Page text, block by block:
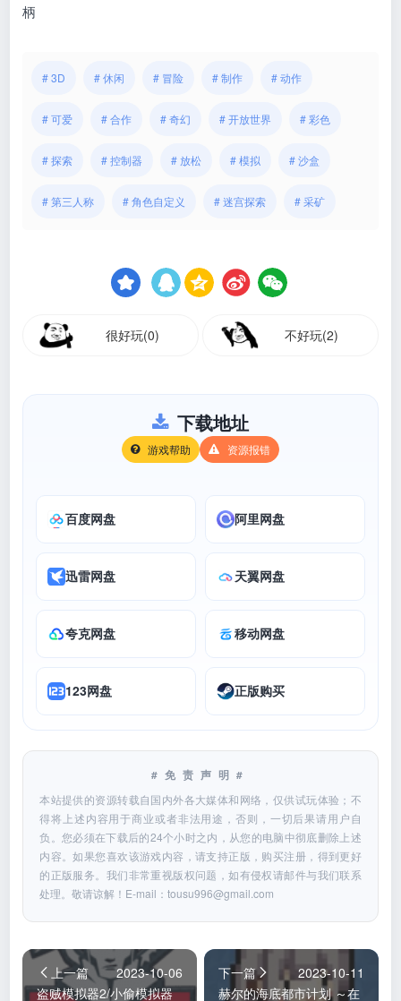
柄
# 3D # 休闲 # 冒险 # 制作 # 动作
# 可爱 # 合作 # 奇幻 # 开放世界 # 彩色
# 探索 # 控制器 # 放松 # 模拟 # 沙盒
# 第三人称 # 角色自定义 # 迷宫探索 # 采矿
很好玩(0) 不好玩(2)
下载地址
游戏帮助 资源报错
百度网盘 阿里网盘
迅雷网盘 天翼网盘
夸克网盘 移动网盘
123网盘 正版购买
#免责声明#
本站提供的资源转载自国内外各大媒体和网络，仅供试玩体验；不
得将上述内容用于商业或者非法用途，否则，一切后果请用户自
负。您必须在下载后的24个小时之内，从您的电脑中彻底删除上述
内容。如果您喜欢该游戏内容，请支持正版，购买注册，得到更好
的正版服务。我们非常重视版权问题，如有侵权请邮件与我们联系
处理。敬请谅解！E-mail：tousu996@gmail.com
上一篇
2023-10-06
盗贼模拟器2/小偷模拟器
下一篇
2023-10-11
赫尔的海底都市计划 ～在